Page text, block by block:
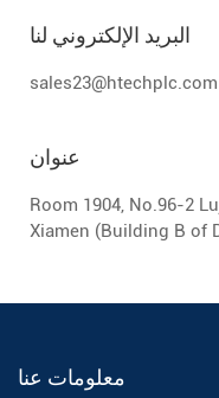
البريد الإلكتروني لنا
sales23@htechplc.com
عنوان
Room 1904, No.96-2
Xiamen (Building B of
معلومات عنا